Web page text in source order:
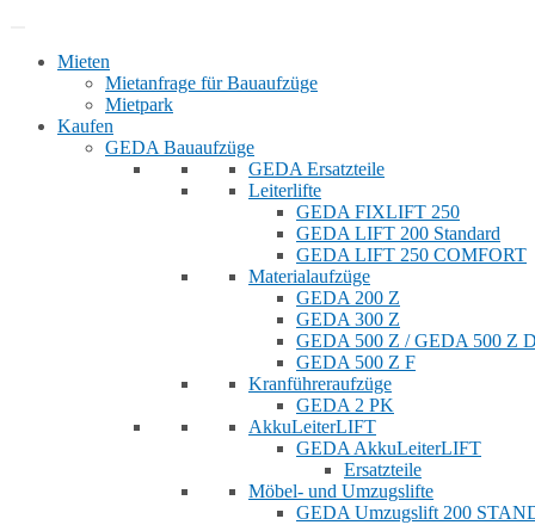
Mieten
Mietanfrage für Bauaufzüge
Mietpark
Kaufen
GEDA Bauaufzüge
GEDA Ersatzteile
Leiterlifte
GEDA FIXLIFT 250
GEDA LIFT 200 Standard
GEDA LIFT 250 COMFORT
Materialaufzüge
GEDA 200 Z
GEDA 300 Z
GEDA 500 Z / GEDA 500 Z
GEDA 500 Z F
Kranführeraufzüge
GEDA 2 PK
AkkuLeiterLIFT
GEDA AkkuLeiterLIFT
Ersatzteile
Möbel- und Umzugslifte
GEDA Umzugslift 200